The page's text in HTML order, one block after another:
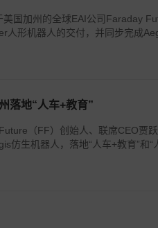
美国加州的全球EAI公司Faraday
人形机器人的交付，并同步完成
落地“人车+教育”
（FF）创始人、联席CEO贾
仿生机器人，落地“人车+教育”和